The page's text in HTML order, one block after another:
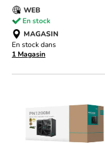
WEB
En stock
MAGASIN
En stock dans
1 Magasin